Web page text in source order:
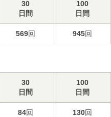
30
日間
100
日間
569回 945回
30
日間
100
日間
84回 130回